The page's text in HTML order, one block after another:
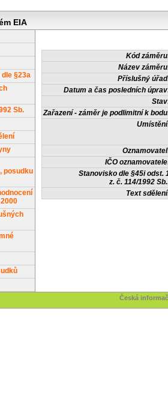
EIA
§23a
Sb.
posudku
Kód
Název
Příslušný
Datum a čas posledních
Zařazení - záměr je podlimitní k
IČO
Stanovisko dle §45i odst.
z. č. 114/1992
Text
Česká